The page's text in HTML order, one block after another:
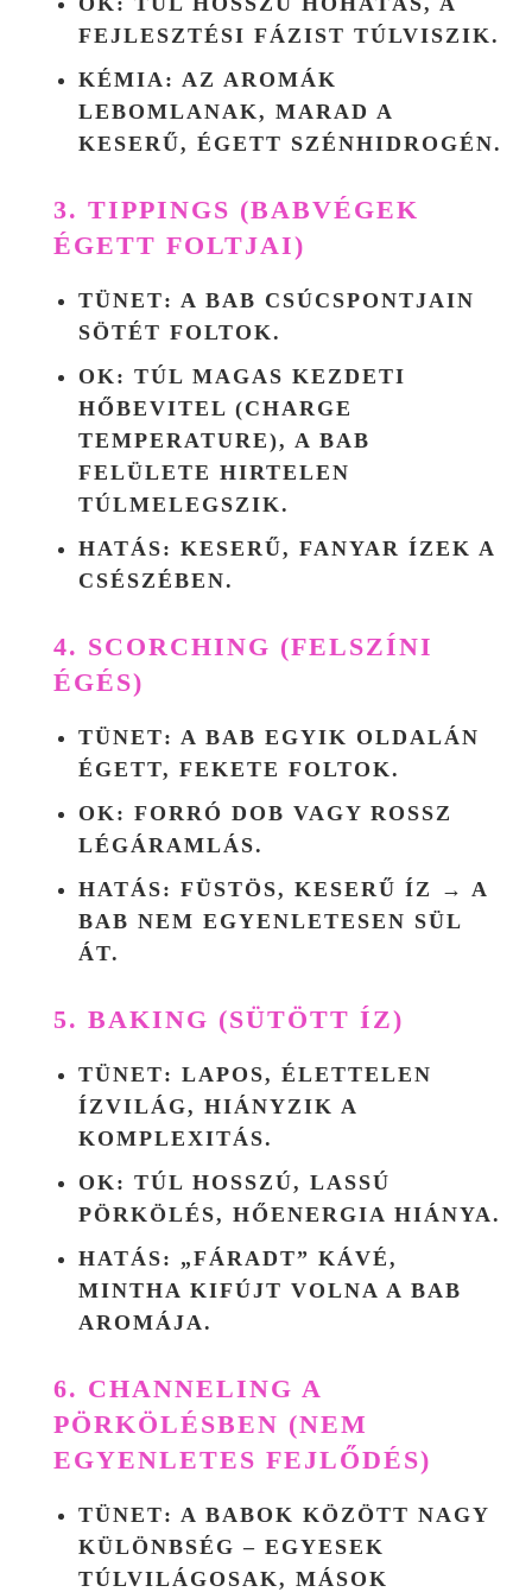
FEJLESZTÉSI FÁZIST TÚLVISZIK.
KÉMIA : AZ AROMÁK
LEBOMLANAK, MARAD A
KESERŰ, ÉGETT SZÉNHIDROGÉN.
3. TIPPINGS (BABVÉGEK
ÉGETT FOLTJAI)
TÜNET: A BAB CSÚCSPONTJAIN
SÖTÉT FOLTOK.
OK : TÚL MAGAS KEZDETI
HŐBEVITEL (CHARGE
TEMPERATURE), A BAB
FELÜLETE HIRTELEN
TÚLMELEGSZIK.
HATÁS: KESERŰ, FANYAR ÍZEK A
CSÉSZÉBEN.
4. SCORCHING (FELSZÍNI
ÉGÉS)
TÜNET: A BAB EGYIK OLDALÁN
ÉGETT, FEKETE FOLTOK.
OK : FORRÓ DOB VAGY ROSSZ
LÉGÁRAMLÁS.
HATÁS: FÜSTÖS, KESERŰ ÍZ → A
BAB NEM EGYENLETESEN SÜL
ÁT.
5. BAKING (SÜTÖTT ÍZ)
TÜNET: LAPOS, ÉLETTELEN
ÍZVILÁG, HIÁNYZIK A
KOMPLEXITÁS.
OK : TÚL HOSSZÚ, LASSÚ
PÖRKÖLÉS, HŐENERGIA HIÁNYA.
HATÁS: „FÁRADT” KÁVÉ,
MINTHA KIFÚJT VOLNA A BAB
AROMÁJA.
6. CHANNELING A
PÖRKÖLÉSBEN (NEM
EGYENLETES FEJLŐDÉS)
TÜNET: A BABOK KÖZÖTT NAGY
KÜLÖNBSÉG – EGYESEK
TÚLVILÁGOSAK, MÁSOK